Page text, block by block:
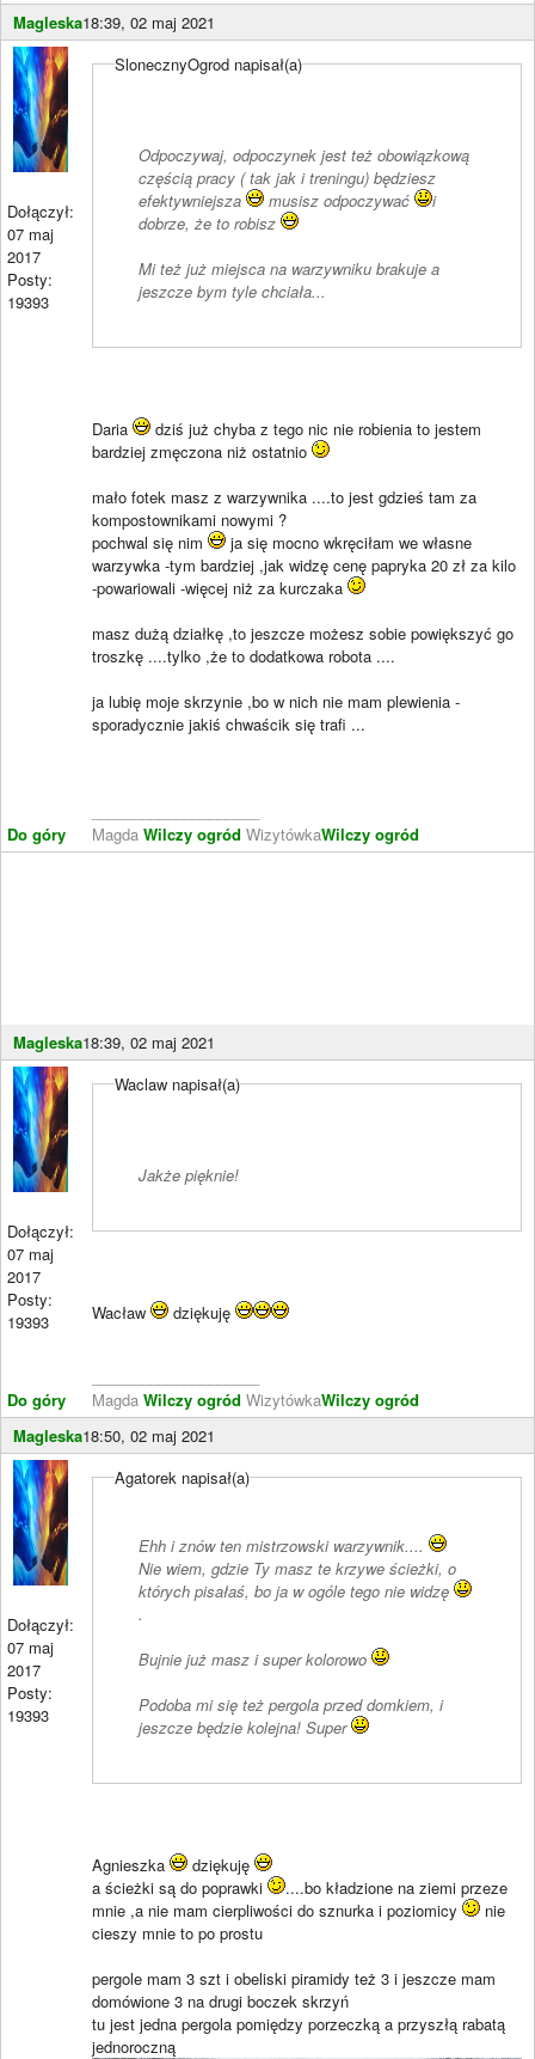
Magleska18:39, 02 maj 2021
Dołączył:
07 maj
2017
Posty:
19393
Do góry
SlonecznyOgrod napisał(a)
Odpoczywaj, odpoczynek jest też obowiązkową
częścią pracy ( tak jak i treningu) będziesz
efektywniejsza
musisz odpoczywać
i
dobrze, że to robisz
Mi też już miejsca na warzywniku brakuje a
jeszcze bym tyle chciała...
Daria
dziś już chyba z tego nic nie robienia to jestem
bardziej zmęczona niż ostatnio
mało fotek masz z warzywnika ....to jest gdzieś tam za
kompostownikami nowymi ?
pochwal się nim
ja się mocno wkręciłam we własne
warzywka -tym bardziej ,jak widzę cenę papryka 20 zł za kilo
-powariowali -więcej niż za kurczaka
masz dużą działkę ,to jeszcze możesz sobie powiększyć go
troszkę ....tylko ,że to dodatkowa robota ....
ja lubię moje skrzynie ,bo w nich nie mam plewienia -
sporadycznie jakiś chwaścik się trafi ...
Magda Wilczy ogród WizytówkaWilczy ogród
Magleska18:39, 02 maj 2021
Dołączył:
07 maj
2017
Posty:
19393
Do góry
Waclaw napisał(a)
Jakże pięknie!
Wacław dziękuję
Magda Wilczy ogród WizytówkaWilczy ogród
Magleska18:50, 02 maj 2021
Dołączył:
07 maj
2017
Posty:
19393
Agatorek napisał(a)
Ehh i znów ten mistrzowski warzywnik....
Nie wiem, gdzie Ty masz te krzywe ścieżki, o
których pisałaś, bo ja w ogóle tego nie widzę
.
Bujnie już masz i super kolorowo
Podoba mi się też pergola przed domkiem, i
jeszcze będzie kolejna! Super
Agnieszka
dziękuję
a ścieżki są do poprawki
....bo kładzione na ziemi przeze
mnie ,a nie mam cierpliwości do sznurka i poziomicy
nie
cieszy mnie to po prostu
pergole mam 3 szt i obeliski piramidy też 3 i jeszcze mam
domówione 3 na drugi boczek skrzyń
tu jest jedna pergola pomiędzy porzeczką a przyszłą rabatą
jednoroczną